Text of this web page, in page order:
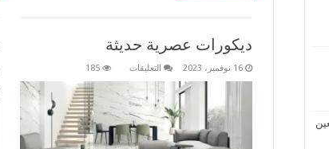
ديكورات عصرية حديثة
16 نوفمبر، 2023 التعليقات
عصرية
حديثة
مغلقة
185